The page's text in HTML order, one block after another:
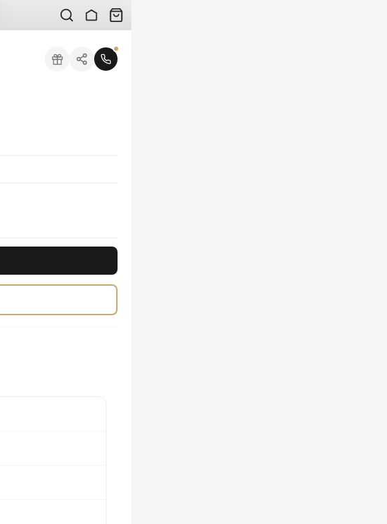
평균 4~8장의 검수 사진을 받아보실 수 있습니다.
자 시에는 무료입니다.
세요.
트라이앵글 로고 디테일이 현대적인 미학을 선사합니다. 프리미엄 가죽과 견고한 밑창이 만